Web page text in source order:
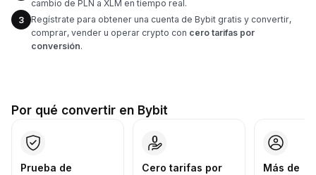
cambio de PLN a XLM en tiempo real.
3
Regístrate para obtener una cuenta de Bybit gratis y convertir,
comprar, vender u operar crypto con cero tarifas por
conversión.
Por qué convertir en Bybit
Prueba de
Cero tarifas por
Más de